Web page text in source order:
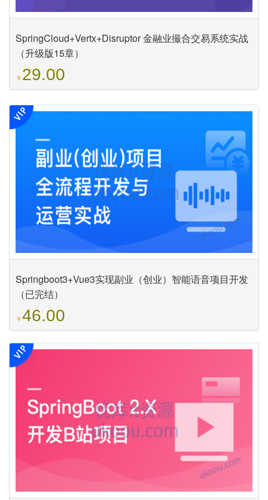
SpringCloud+Vertx+Disruptor 金融业撮合交易系统实战
（升级版15章）
￥29.00
Springboot3+Vue3实现副业（创业）智能语音项目开发
（已完结）
￥46.00